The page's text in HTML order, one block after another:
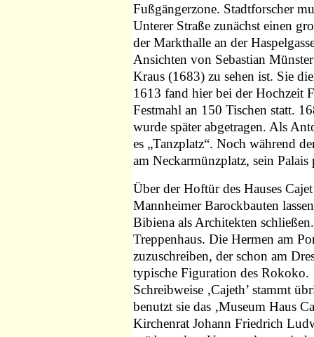
Fußgängerzone. Stadtforscher
Unterer Straße zunächst einen
der Markthalle an der
Ansichten von Sebastian
Kraus (1683) zu sehen ist. Sie
1613 fand hier bei der Hochzeit
Festmahl an 150 Tischen statt.
wurde später abgetragen. Als
es „Tanzplatz“. Noch während
am Neckarmünzplatz, sein
Über der Hoftür des Hauses
Mannheimer Barockbauten
Bibiena als Architekten
Treppenhaus. Die Hermen am
zuzuschreiben, der schon am
typische Figuration des Rokoko.
Schreibweise ‚Cajeth’ stammt
benutzt sie das ‚Museum Haus
Kirchenrat Johann Friedrich